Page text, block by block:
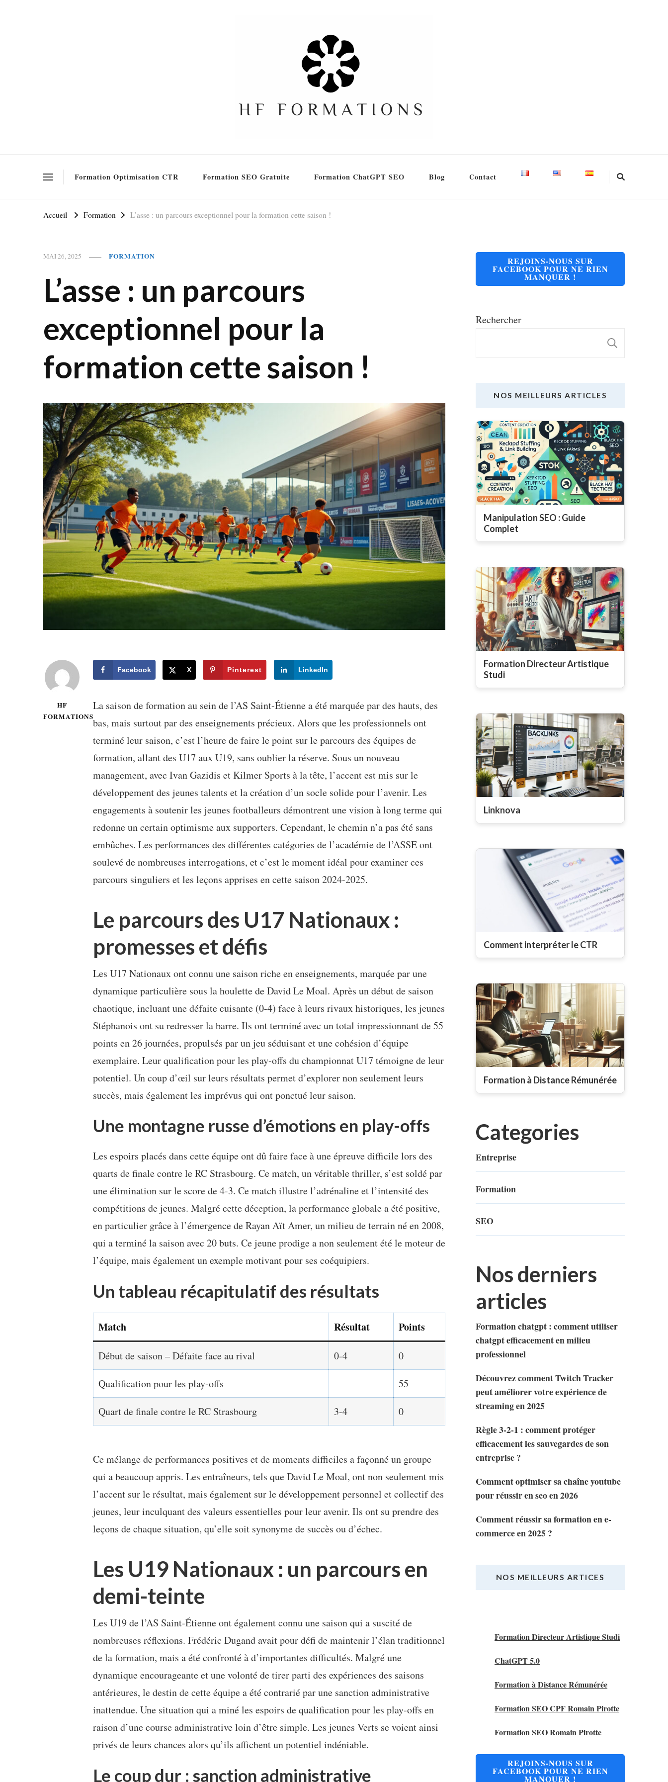
Formation Optimisation CTR Formation SEO Gratuite Formation ChatGPT SEO Blog Contact
Accueil Formation L’asse : un parcours exceptionnel pour la formation cette saison !
MAI 26, 2025 FORMATION
L’asse : un parcours
exceptionnel pour la
formation cette saison !
HF
FORMATIONS
Facebook X Pinterest LinkedIn
La saison de formation au sein de l’AS Saint-Étienne a été marquée par des hauts, des
bas, mais surtout par des enseignements précieux. Alors que les professionnels ont
terminé leur saison, c’est l’heure de faire le point sur le parcours des équipes de
formation, allant des U17 aux U19, sans oublier la réserve. Sous un nouveau
management, avec Ivan Gazidis et Kilmer Sports à la tête, l’accent est mis sur le
développement des jeunes talents et la création d’un socle solide pour l’avenir. Les
engagements à soutenir les jeunes footballeurs démontrent une vision à long terme qui
redonne un certain optimisme aux supporters. Cependant, le chemin n’a pas été sans
embûches. Les performances des différentes catégories de l’académie de l’ASSE ont
soulevé de nombreuses interrogations, et c’est le moment idéal pour examiner ces
parcours singuliers et les leçons apprises en cette saison 2024-2025.
Le parcours des U17 Nationaux :
promesses et défis
Les U17 Nationaux ont connu une saison riche en enseignements, marquée par une
dynamique particulière sous la houlette de David Le Moal. Après un début de saison
chaotique, incluant une défaite cuisante (0-4) face à leurs rivaux historiques, les jeunes
Stéphanois ont su redresser la barre. Ils ont terminé avec un total impressionnant de 55
points en 26 journées, propulsés par un jeu séduisant et une cohésion d’équipe
exemplaire. Leur qualification pour les play-offs du championnat U17 témoigne de leur
potentiel. Un coup d’œil sur leurs résultats permet d’explorer non seulement leurs
succès, mais également les imprévus qui ont ponctué leur saison.
Une montagne russe d’émotions en play-offs
Les espoirs placés dans cette équipe ont dû faire face à une épreuve difficile lors des
quarts de finale contre le RC Strasbourg. Ce match, un véritable thriller, s’est soldé par
une élimination sur le score de 4-3. Ce match illustre l’adrénaline et l’intensité des
compétitions de jeunes. Malgré cette déception, la performance globale a été positive,
en particulier grâce à l’émergence de Rayan Aït Amer, un milieu de terrain né en 2008,
qui a terminé la saison avec 20 buts. Ce jeune prodige a non seulement été le moteur de
l’équipe, mais également un exemple motivant pour ses coéquipiers.
Un tableau récapitulatif des résultats
Match Résultat Points
Début de saison – Défaite face au rival 0-4 0
Qualification pour les play-offs 55
Quart de finale contre le RC Strasbourg 3-4 0
Ce mélange de performances positives et de moments difficiles a façonné un groupe
qui a beaucoup appris. Les entraîneurs, tels que David Le Moal, ont non seulement mis
l’accent sur le résultat, mais également sur le développement personnel et collectif des
jeunes, leur inculquant des valeurs essentielles pour leur avenir. Ils ont su prendre des
leçons de chaque situation, qu’elle soit synonyme de succès ou d’échec.
Les U19 Nationaux : un parcours en
demi-teinte
Les U19 de l’AS Saint-Étienne ont également connu une saison qui a suscité de
nombreuses réflexions. Frédéric Dugand avait pour défi de maintenir l’élan traditionnel
de la formation, mais a été confronté à d’importantes difficultés. Malgré une
dynamique encourageante et une volonté de tirer parti des expériences des saisons
antérieures, le destin de cette équipe a été contrarié par une sanction administrative
inattendue. Une situation qui a miné les espoirs de qualification pour les play-offs en
raison d’une course administrative loin d’être simple. Les jeunes Verts se voient ainsi
privés de leurs chances alors qu’ils affichent un potentiel indéniable.
Le coup dur : sanction administrative
REJOINS-NOUS SUR
FACEBOOK POUR NE RIEN
MANQUER !
Rechercher
NOS MEILLEURS ARTICLES
Manipulation SEO : Guide
Complet
Formation Directeur Artistique
Studi
Linknova
Comment interpréter le CTR
Formation à Distance Rémunérée
Categories
Entreprise
Formation
SEO
Nos derniers
articles
Formation chatgpt : comment utiliser
chatgpt efficacement en milieu
professionnel
Découvrez comment Twitch Tracker
peut améliorer votre expérience de
streaming en 2025
Règle 3-2-1 : comment protéger
efficacement les sauvegardes de son
entreprise ?
Comment optimiser sa chaîne youtube
pour réussir en seo en 2026
Comment réussir sa formation en e-
commerce en 2025 ?
NOS MEILLEURS ARTICES
Formation Directeur Artistique Studi
ChatGPT 5.0
Formation à Distance Rémunérée
Formation SEO CPF Romain Pirotte
Formation SEO Romain Pirotte
REJOINS-NOUS SUR
FACEBOOK POUR NE RIEN
MANQUER !